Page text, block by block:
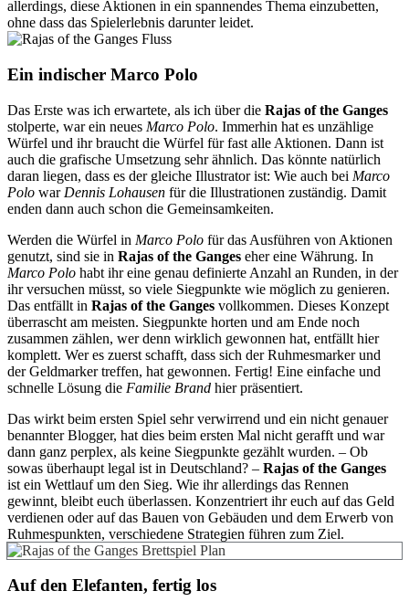
allerdings, diese Aktionen in ein spannendes Thema einzubetten,
ohne dass das Spielerlebnis darunter leidet.
Ein indischer Marco Polo
Das Erste was ich erwartete, als ich über die Rajas of the Ganges
stolperte, war ein neues Marco Polo. Immerhin hat es unzählige
Würfel und ihr braucht die Würfel für fast alle Aktionen. Dann ist
auch die grafische Umsetzung sehr ähnlich. Das könnte natürlich
daran liegen, dass es der gleiche Illustrator ist: Wie auch bei Marco
Polo war Dennis Lohausen für die Illustrationen zuständig. Damit
enden dann auch schon die Gemeinsamkeiten.
Werden die Würfel in Marco Polo für das Ausführen von Aktionen
genutzt, sind sie in Rajas of the Ganges eher eine Währung. In
Marco Polo habt ihr eine genau definierte Anzahl an Runden, in der
ihr versuchen müsst, so viele Siegpunkte wie möglich zu genieren.
Das entfällt in Rajas of the Ganges vollkommen. Dieses Konzept
überrascht am meisten. Siegpunkte horten und am Ende noch
zusammen zählen, wer denn wirklich gewonnen hat, entfällt hier
komplett. Wer es zuerst schafft, dass sich der Ruhmesmarker und
der Geldmarker treffen, hat gewonnen. Fertig! Eine einfache und
schnelle Lösung die Familie Brand hier präsentiert.
Das wirkt beim ersten Spiel sehr verwirrend und ein nicht genauer
benannter Blogger, hat dies beim ersten Mal nicht gerafft und war
dann ganz perplex, als keine Siegpunkte gezählt wurden. – Ob
sowas überhaupt legal ist in Deutschland? – Rajas of the Ganges
ist ein Wettlauf um den Sieg. Wie ihr allerdings das Rennen
gewinnt, bleibt euch überlassen. Konzentriert ihr euch auf das Geld
verdienen oder auf das Bauen von Gebäuden und dem Erwerb von
Ruhmespunkten, verschiedene Strategien führen zum Ziel.
Auf den Elefanten, fertig los